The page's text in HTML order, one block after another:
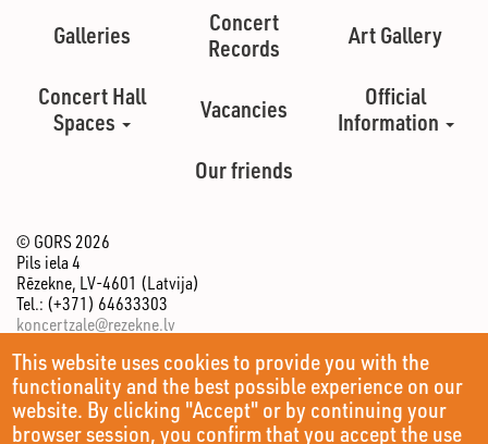
This website uses cookies to provide you with the
functionality and the best possible experience on our
website. By clicking "Accept" or by continuing your
browser session, you confirm that you accept the use
Galleries
Concert
Records
Art Gallery
Concert Hall
Spaces
Vacancies
Official
Information
Our friends
© GORS 2026
Pils iela 4
Rēzekne, LV-4601 (Latvija)
Tel.: (+371) 64633303
koncertzale@rezekne.lv